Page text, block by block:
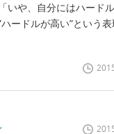
いや、自分にはハード
ードルが高い”という